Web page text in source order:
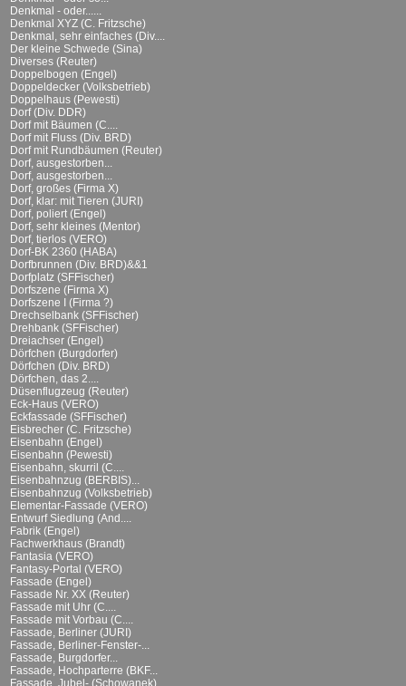
Denkmal - oder......
Denkmal XYZ (C. Fritzsche)
Denkmal, sehr einfaches (Div....
Der kleine Schwede (Sina)
Diverses (Reuter)
Doppelbogen (Engel)
Doppeldecker (Volksbetrieb)
Doppelhaus (Pewesti)
Dorf (Div. DDR)
Dorf mit Bäumen (C....
Dorf mit Fluss (Div. BRD)
Dorf mit Rundbäumen (Reuter)
Dorf, ausgestorben...
Dorf, ausgestorben...
Dorf, großes (Firma X)
Dorf, klar: mit Tieren (JURI)
Dorf, poliert (Engel)
Dorf, sehr kleines (Mentor)
Dorf, tierlos (VERO)
Dorf-BK 2360 (HABA)
Dorfbrunnen (Div. BRD)&&1
Dorfplatz (SFFischer)
Dorfszene (Firma X)
Dorfszene I (Firma ?)
Drechselbank (SFFischer)
Drehbank (SFFischer)
Dreiachser (Engel)
Dörfchen (Burgdorfer)
Dörfchen (Div. BRD)
Dörfchen, das 2....
Düsenflugzeug (Reuter)
Eck-Haus (VERO)
Eckfassade (SFFischer)
Eisbrecher (C. Fritzsche)
Eisenbahn (Engel)
Eisenbahn (Pewesti)
Eisenbahn, skurril (C....
Eisenbahnzug (BERBIS)...
Eisenbahnzug (Volksbetrieb)
Elementar-Fassade (VERO)
Entwurf Siedlung (And....
Fabrik (Engel)
Fachwerkhaus (Brandt)
Fantasia (VERO)
Fantasy-Portal (VERO)
Fassade (Engel)
Fassade Nr. XX (Reuter)
Fassade mit Uhr (C....
Fassade mit Vorbau (C....
Fassade, Berliner (JURI)
Fassade, Berliner-Fenster-...
Fassade, Burgdorfer...
Fassade, Hochparterre (BKF...
Fassade, Jubel- (Schowanek)